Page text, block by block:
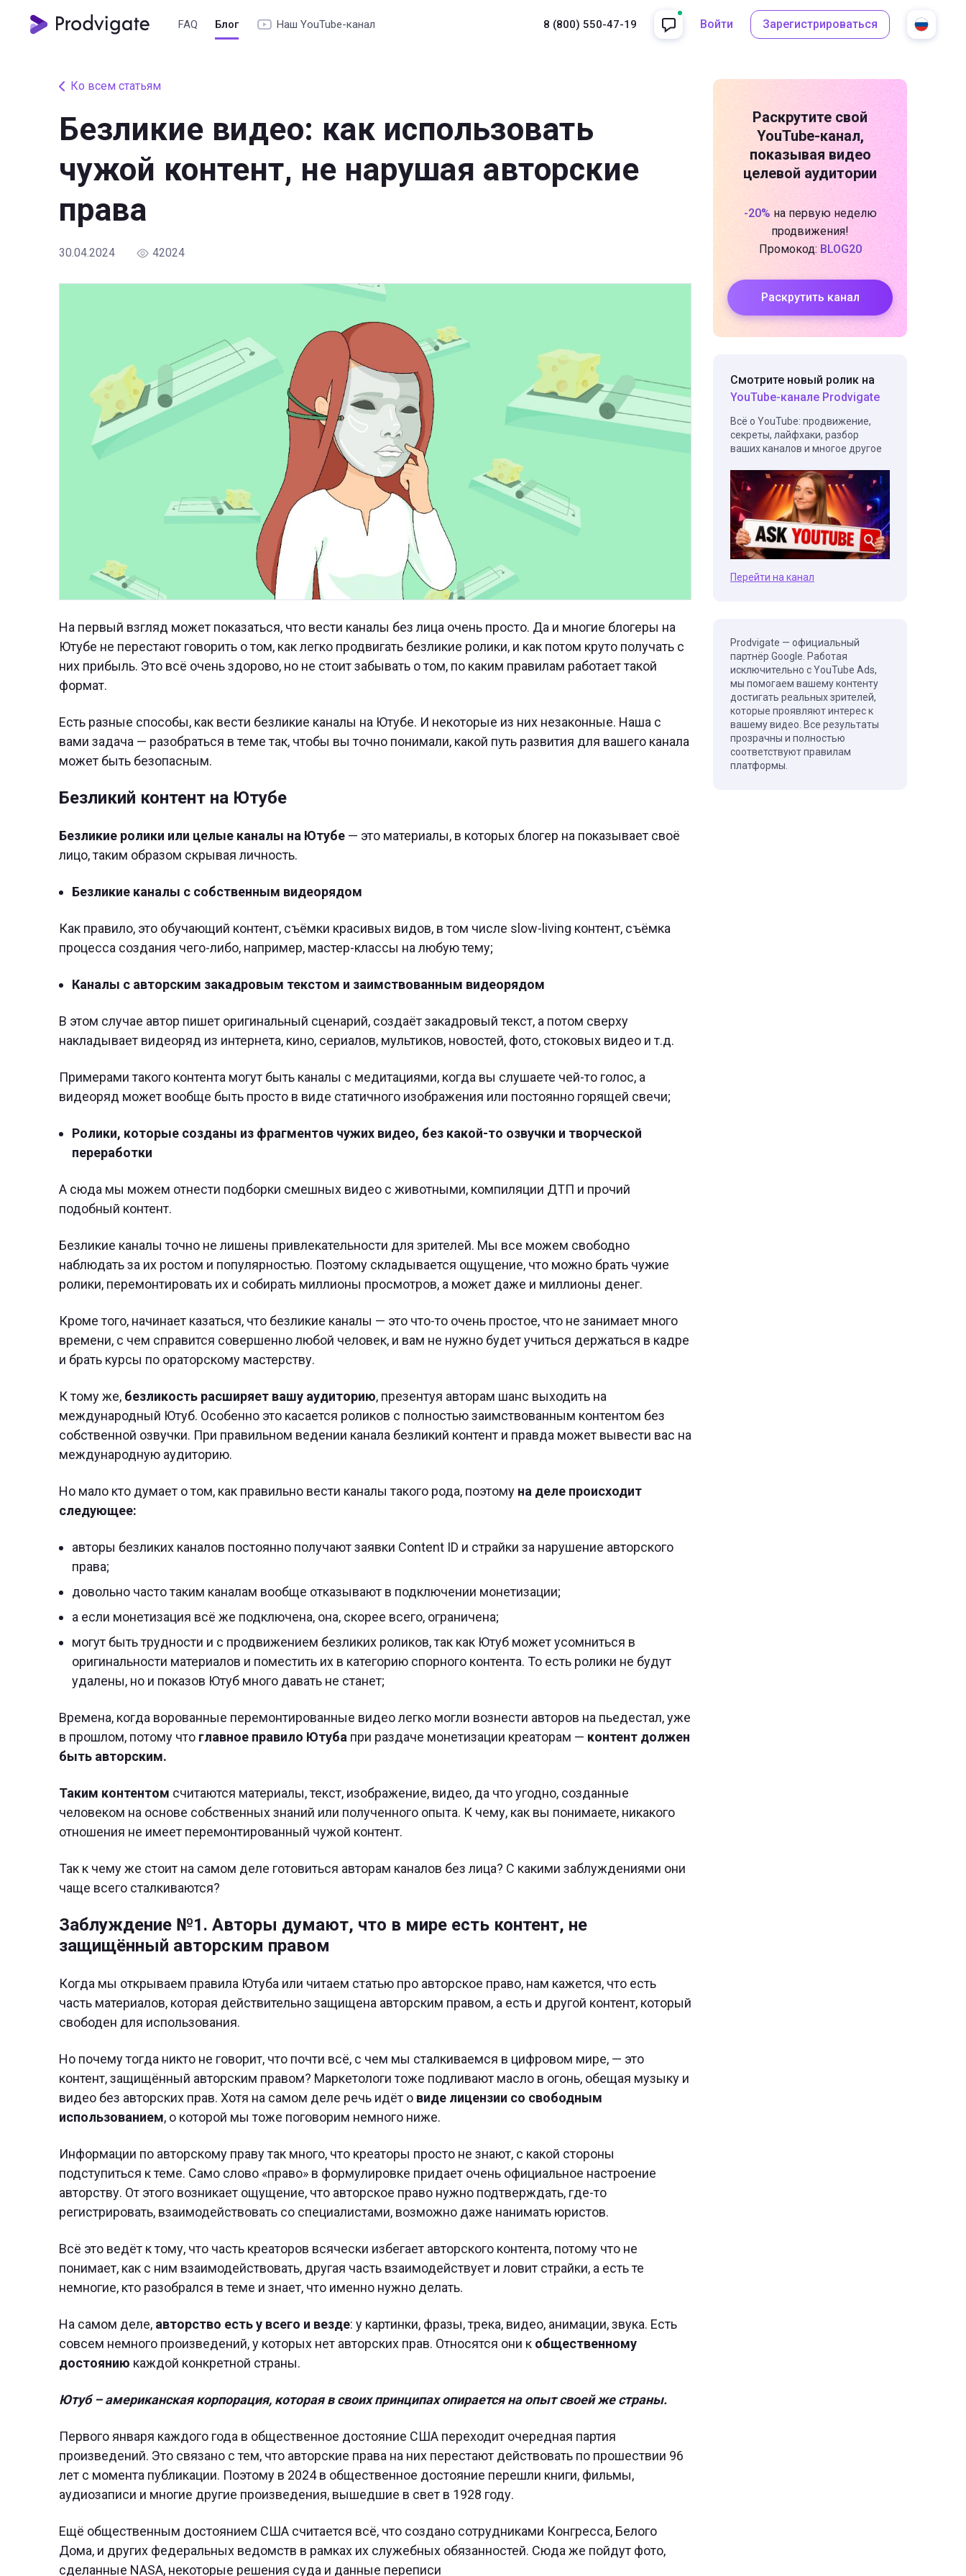
FAQ Блог Наш YouTube-канал 8 (800) 550-47-19 Войти Зарегистрироваться
Ко всем статьям
Безликие видео: как использовать
чужой контент, не нарушая авторские
права
30.04.2024 42024
На первый взгляд может показаться, что вести каналы без лица очень просто. Да и многие блогеры на
Ютубе не перестают говорить о том, как легко продвигать безликие ролики, и как потом круто получать с
них прибыль. Это всё очень здорово, но не стоит забывать о том, по каким правилам работает такой
формат.
Есть разные способы, как вести безликие каналы на Ютубе. И некоторые из них незаконные. Наша с
вами задача — разобраться в теме так, чтобы вы точно понимали, какой путь развития для вашего канала
может быть безопасным.
Безликий контент на Ютубе
Безликие ролики или целые каналы на Ютубе — это материалы, в которых блогер на показывает своё
лицо, таким образом скрывая личность.
Безликие каналы с собственным видеорядом
Как правило, это обучающий контент, съёмки красивых видов, в том числе slow-living контент, съёмка
процесса создания чего-либо, например, мастер-классы на любую тему;
Каналы с авторским закадровым текстом и заимствованным видеорядом
В этом случае автор пишет оригинальный сценарий, создаёт закадровый текст, а потом сверху
накладывает видеоряд из интернета, кино, сериалов, мультиков, новостей, фото, стоковых видео и т.д.
Примерами такого контента могут быть каналы с медитациями, когда вы слушаете чей-то голос, а
видеоряд может вообще быть просто в виде статичного изображения или постоянно горящей свечи;
Ролики, которые созданы из фрагментов чужих видео, без какой-то озвучки и творческой
переработки
А сюда мы можем отнести подборки смешных видео с животными, компиляции ДТП и прочий
подобный контент.
Безликие каналы точно не лишены привлекательности для зрителей. Мы все можем свободно
наблюдать за их ростом и популярностью. Поэтому складывается ощущение, что можно брать чужие
ролики, перемонтировать их и собирать миллионы просмотров, а может даже и миллионы денег.
Кроме того, начинает казаться, что безликие каналы — это что-то очень простое, что не занимает много
времени, с чем справится совершенно любой человек, и вам не нужно будет учиться держаться в кадре
и брать курсы по ораторскому мастерству.
К тому же, безликость расширяет вашу аудиторию, презентуя авторам шанс выходить на
международный Ютуб. Особенно это касается роликов с полностью заимствованным контентом без
собственной озвучки. При правильном ведении канала безликий контент и правда может вывести вас на
международную аудиторию.
Но мало кто думает о том, как правильно вести каналы такого рода, поэтому на деле происходит
следующее:
авторы безликих каналов постоянно получают заявки Content ID и страйки за нарушение авторского
права;
довольно часто таким каналам вообще отказывают в подключении монетизации;
а если монетизация всё же подключена, она, скорее всего, ограничена;
могут быть трудности и с продвижением безликих роликов, так как Ютуб может усомниться в
оригинальности материалов и поместить их в категорию спорного контента. То есть ролики не будут
удалены, но и показов Ютуб много давать не станет;
Времена, когда ворованные перемонтированные видео легко могли вознести авторов на пьедестал, уже
в прошлом, потому что главное правило Ютуба при раздаче монетизации креаторам — контент должен
быть авторским.
Таким контентом считаются материалы, текст, изображение, видео, да что угодно, созданные
человеком на основе собственных знаний или полученного опыта. К чему, как вы понимаете, никакого
отношения не имеет перемонтированный чужой контент.
Так к чему же стоит на самом деле готовиться авторам каналов без лица? С какими заблуждениями они
чаще всего сталкиваются?
Заблуждение №1. Авторы думают, что в мире есть контент, не
защищённый авторским правом
Когда мы открываем правила Ютуба или читаем статью про авторское право, нам кажется, что есть
часть материалов, которая действительно защищена авторским правом, а есть и другой контент, который
свободен для использования.
Но почему тогда никто не говорит, что почти всё, с чем мы сталкиваемся в цифровом мире, — это
контент, защищённый авторским правом? Маркетологи тоже подливают масло в огонь, обещая музыку и
видео без авторских прав. Хотя на самом деле речь идёт о виде лицензии со свободным
использованием, о которой мы тоже поговорим немного ниже.
Информации по авторскому праву так много, что креаторы просто не знают, с какой стороны
подступиться к теме. Само слово «право» в формулировке придает очень официальное настроение
авторству. От этого возникает ощущение, что авторское право нужно подтверждать, где-то
регистрировать, взаимодействовать со специалистами, возможно даже нанимать юристов.
Всё это ведёт к тому, что часть креаторов всячески избегает авторского контента, потому что не
понимает, как с ним взаимодействовать, другая часть взаимодействует и ловит страйки, а есть те
немногие, кто разобрался в теме и знает, что именно нужно делать.
На самом деле, авторство есть у всего и везде: у картинки, фразы, трека, видео, анимации, звука. Есть
совсем немного произведений, у которых нет авторских прав. Относятся они к общественному
достоянию каждой конкретной страны.
Ютуб – американская корпорация, которая в своих принципах опирается на опыт своей же страны.
Первого января каждого года в общественное достояние США переходит очередная партия
произведений. Это связано с тем, что авторские права на них перестают действовать по прошествии 96
лет с момента публикации. Поэтому в 2024 в общественное достояние перешли книги, фильмы,
аудиозаписи и многие другие произведения, вышедшие в свет в 1928 году.
Ещё общественным достоянием США считается всё, что создано сотрудниками Конгресса, Белого
Дома, и других федеральных ведомств в рамках их служебных обязанностей. Сюда же пойдут фото,
сделанные NASA, некоторые решения суда и данные переписи
Раскрутите свой
YouTube-канал,
показывая видео
целевой аудитории
-20% на первую неделю
продвижения!
Промокод: BLOG20
Раскрутить канал
Смотрите новый ролик на
YouTube-канале Prodvigate
Всё о YouTube: продвижение,
секреты, лайфхаки, разбор
ваших каналов и многое другое
Перейти на канал
Prodvigate — официальный
партнёр Google. Работая
исключительно с YouTube Ads,
мы помогаем вашему контенту
достигать реальных зрителей,
которые проявляют интерес к
вашему видео. Все результаты
прозрачны и полностью
соответствуют правилам
платформы.